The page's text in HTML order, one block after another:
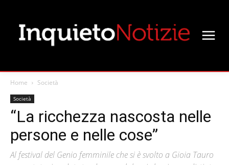
Home Società
Società
“La ricchezza nascosta nelle
persone e nelle cose”
Al festival del Genio femminile che si è svolto a Gioia Tauro